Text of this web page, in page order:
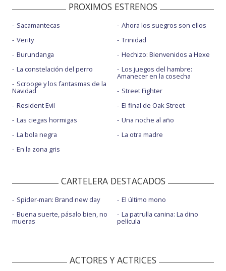
PROXIMOS ESTRENOS
Sacamantecas
Verity
Burundanga
La constelación del perro
Scrooge y los fantasmas de la
Navidad
Resident Evil
Las ciegas hormigas
La bola negra
En la zona gris
Ahora los suegros son ellos
Trinidad
Hechizo: Bienvenidos a Hexe
Los juegos del hambre:
Amanecer en la cosecha
Street Fighter
El final de Oak Street
Una noche al año
La otra madre
CARTELERA DESTACADOS
Spider-man: Brand new day
Buena suerte, pásalo bien, no
mueras
El último mono
La patrulla canina: La dino
película
ACTORES Y ACTRICES